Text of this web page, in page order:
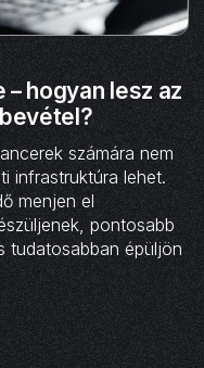
hogyan lesz az
számára nem
infrastruktúra lehet.
menjen el
pontosabb
tudatosabban épüljön